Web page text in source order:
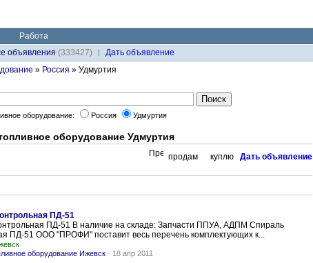
Работа
объявления (333427)
Дaть объявление
» Россия » Удмуртия
оборудование: Россия Удмуртия
оборудование Удмуртия
продам куплю Дaть объявление
ПД-51
ПД-51 В наличие на складе: Запчасти ППУА, АДПМ Спираль
ПД-51 ООО "ПРОФИ" поставит весь перечень комплектующих к...
оборудование Ижевск - 18 апр 2011